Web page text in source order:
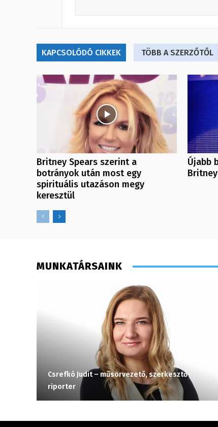
KAPCSOLÓDÓ CIKKEK TÖBB A SZERZŐTŐL
Britney Spears szerint a
botrányok után most egy
spirituális utazáson megy
keresztül
Újabb
MUNKATÁRSAINK
Csrefkó Judit – műsorvezető, szerkesztő-
riporter